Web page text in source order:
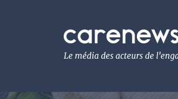
Le
média
de